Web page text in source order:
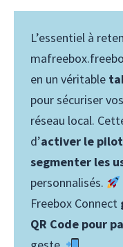
L’essentiel à
en un véritable
pour sécuriser
réseau local.
d’activer le
segmenter les
personnalisés.
Freebox Connect
QR Code pour